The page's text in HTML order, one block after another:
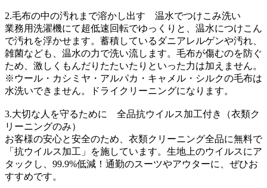
2.毛布の中の汚れまで溶かし出す 温水でつけこみ洗い
業務用洗濯機にて超低速回転でゆっくりと、温水につけこん
で汚れを浮かせます。蓄積しているダニアレルゲンや汚れ、
雑菌なども、温水の力で洗い流します。毛布が傷むのを防ぐ
ため、激しくもんだりたたいたりといった力は加えません。
※ウール・カシミヤ・アルパカ・キャメル・シルクの毛布は
水洗いできません。ドライクリーニングになります。
3.大切な人を守るために 全品抗ウイルス加工付き（衣類ク
リーニングのみ）
お客様の安心と安全のため、衣類クリーニング全品に無料で
「抗ウイルス加工」を施しています。生地上のウイルスにア
タックし、99.9%低減！通勤のスーツやアウターに、ぜひお
すすめです。